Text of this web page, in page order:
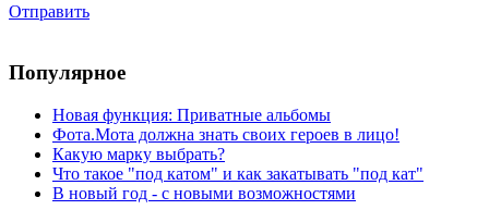
Отправить
Популярное
Новая функция: Приватные альбомы
Фота.Мота должна знать своих героев в лицо!
Какую марку выбрать?
Что такое "под катом" и как закатывать "под кат"
В новый год - с новыми возможностями